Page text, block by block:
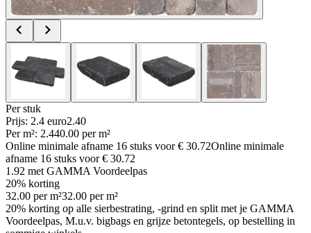
Per stuk
Prijs: 2.4 euro2.40
Per m²: 2.440.00 per m²
Online minimale afname 16 stuks voor€ 30.72Online minimale
afname 16 stuks voor€ 30.72
1.92 met GAMMA Voordeelpas
20% korting
32.00 per m²32.00 per m²
20% korting op alle sierbestrating, -grind en split met je GAMMA
Voordeelpas, M.u.v. bigbags en grijze betontegels, op bestelling in